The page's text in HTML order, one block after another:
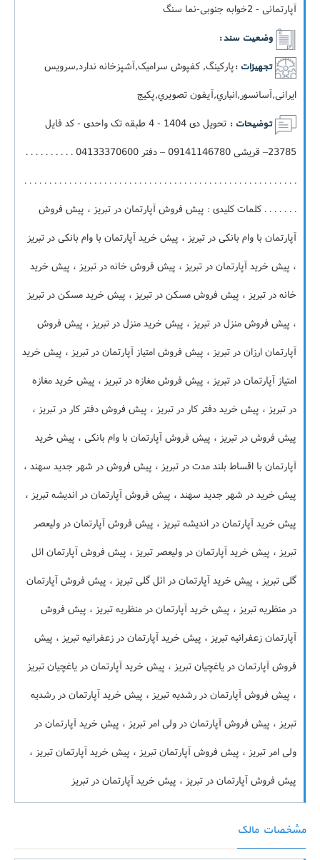
آپارتمانی - 2خوابه جنوبی-نما سنگ
وضعیت سند :
تجهیزات :پارکینگ, کفپوش سرامیک,آشپزخانه ندارد,سرویس
ایرانی,آسانسور,انباري,آيفون تصويري,پکيج
توضیحات :
تحویل دی 1404 - 4 طبقه تک واحدی - کد فایل
23785– قریشی 09141146780 – دفتر 04133370600 . . . . . . . . . .
. . . . . . . . . . . . . . . . . . . . . . . . . . . . . . . . . . . . . . . . . . . . . . . . . . . . . . .
. . . . . . . کلمات کلیدی : پیش فروش آپارتمان در تبریز ، پیش فروش
آپارتمان با وام بانکی در تبریز ، پیش خرید آپارتمان با وام بانکی در تبریز
، پیش خرید آپارتمان در تبریز ، پیش فروش خانه در تبریز ، پیش خرید
خانه در تبریز ، پیش فروش مسکن در تبریز ، پیش خرید مسکن در تبریز
، پیش فروش منزل در تبریز ، پیش خرید منزل در تبریز ، پیش فروش
آپارتمان ارزان در تبریز ، پیش فروش امتیاز آپارتمان در تبریز ، پیش خرید
امتیاز آپارتمان در تبریز ، پیش فروش مغازه در تبریز ، پیش خرید مغازه
در تبریز ، پیش خرید دفتر کار در تبریز ، پیش فروش دفتر کار در تبریز ،
پیش فروش در تبریز ، پیش فروش آپارتمان با وام بانکی ، پیش خرید
آپارتمان با اقساط بلند مدت در تبریز ، پیش فروش در شهر جدید سهند ،
پیش خرید در شهر جدید سهند ، پیش فروش آپارتمان در اندیشه تبریز ،
پیش خرید آپارتمان در اندیشه تبریز ، پیش فروش آپارتمان در ولیعصر
تبریز ، پیش خرید آپارتمان در ولیعصر تبریز ، پیش فروش آپارتمان ائل
گلی تبریز ، پیش خرید آپارتمان در ائل گلی تبریز ، پیش فروش آپارتمان
در منظریه تبریز ، پیش خرید آپارتمان در منظریه تبریز ، پیش فروش
آپارتمان زعفرانیه تبریز ، پیش خرید آپارتمان در زعفرانیه تبریز ، پیش
فروش آپارتمان در یاغچیان تبریز ، پیش خرید آپارتمان در یاغچیان تبریز
، پیش فروش آپارتمان در رشدیه تبریز ، پیش خرید آپارتمان در رشدیه
تبریز ، پیش فروش آپارتمان در ولی امر تبریز ، پیش خرید آپارتمان در
ولی امر تبریز ، پیش فروش آپارتمان تبریز ، پیش خرید آپارتمان تبریز ،
پیش فروش آپارتمان در تبریز ، پیش خرید آپارتمان در تبریز
مشخصات مالک